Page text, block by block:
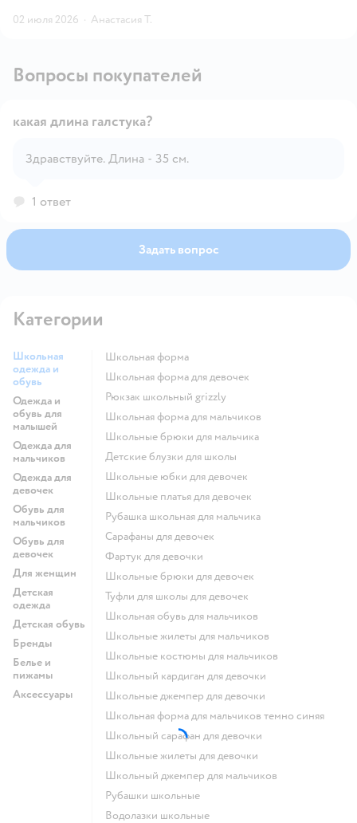
02 июля 2026 · Анастасия Т.
Вопросы покупателей
Открыть вопрос
какая длина галстука?
Здравствуйте. Длина - 35 см.
1 ответ
Задать вопрос
Категории
Школьная
одежда и
обувь
Одежда и
обувь для
малышей
Одежда для
мальчиков
Одежда для
девочек
Обувь для
мальчиков
Обувь для
девочек
Для женщин
Детская
одежда
Детская обувь
Бренды
Белье и
пижамы
Аксессуары
Школьная форма
Школьная форма для девочек
Рюкзак школьный grizzly
Школьная форма для мальчиков
Школьные брюки для мальчика
Детские блузки для школы
Школьные юбки для девочек
Школьные платья для девочек
Рубашка школьная для мальчика
Сарафаны для девочек
Фартук для девочки
Школьные брюки для девочек
Туфли для школы для девочек
Школьная обувь для мальчиков
Школьные жилеты для мальчиков
Школьные костюмы для мальчиков
Школьный кардиган для девочки
Школьные джемпер для девочки
Школьная форма для мальчиков темно синяя
Школьный сарафан для девочки
Школьные жилеты для девочки
Школьный джемпер для мальчиков
Рубашки школьные
Водолазки школьные